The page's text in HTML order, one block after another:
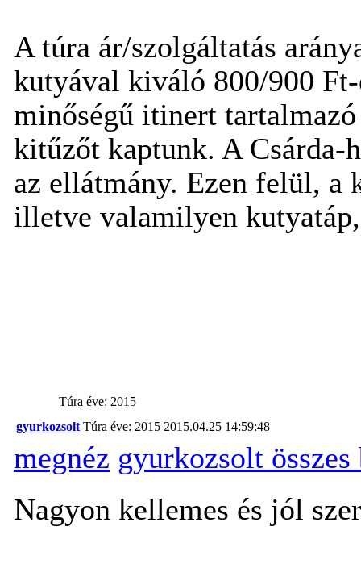
A túra ár/szolgáltatás
kutyával kiváló 800/900
minőségű itinert
kitűzőt kaptunk. A
az ellátmány. Ezen felül,
illetve valamilyen
Túra éve: 2015
gyurkozsolt Túra éve: 2015 2015.04.25 14:59:48
megnéz gyurkozsolt
Nagyon kellemes és jól